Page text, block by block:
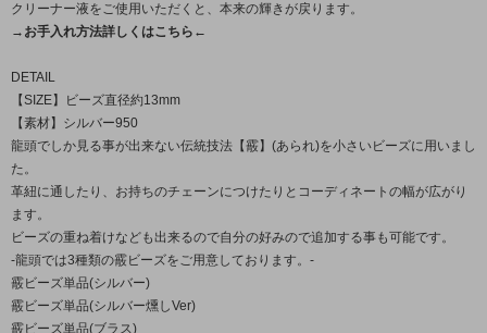
クリーナー液をご使用いただくと、本来の輝きが戻ります。
→お手入れ方法詳しくはこちら←
DETAIL
【SIZE】ビーズ直径約13mm
【素材】シルバー950
龍頭でしか見る事が出来ない伝統技法【霰】(あられ)を小さいビーズに用いまし
た。
革紐に通したり、お持ちのチェーンにつけたりとコーディネートの幅が広がり
ます。
ビーズの重ね着けなども出来るので自分の好みので追加する事も可能です。
-龍頭では3種類の霰ビーズをご用意しております。-
霰ビーズ単品(シルバー)
霰ビーズ単品(シルバー燻しVer)
霰ビーズ単品(ブラス)